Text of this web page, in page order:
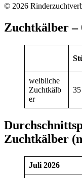
© 2026
Zuchtkälber –
weibliche
Zuchtkälb
er
35
Zuchtkälber
Juli 2026